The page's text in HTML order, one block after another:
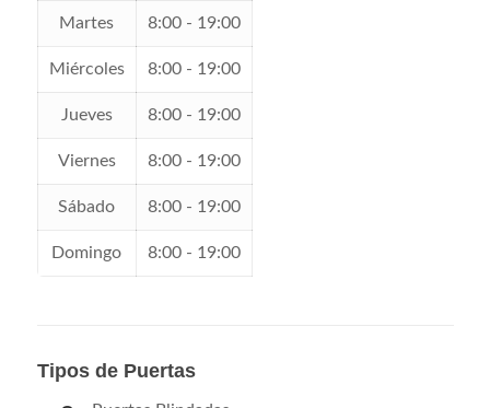
Martes 8:00 - 19:00
Miércoles 8:00 - 19:00
Jueves 8:00 - 19:00
Viernes 8:00 - 19:00
Sábado 8:00 - 19:00
Domingo 8:00 - 19:00
Tipos de Puertas